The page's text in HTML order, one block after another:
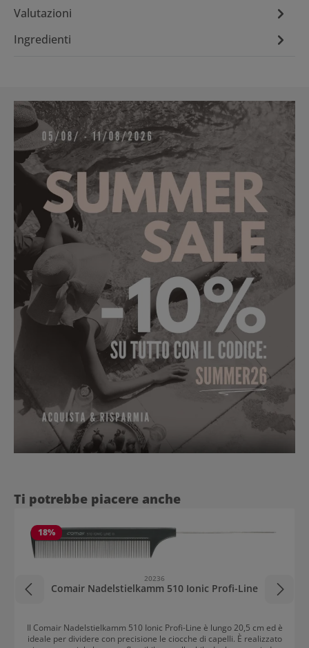
Valutazioni
Ingredienti
Salta la galleria dei prodotti
Ti potrebbe piacere anche
18%
20236
Comair Nadelstielkamm 510 Ionic Profi-Line
Il Comair Nadelstielkamm 510 Ionic Profi-Line è lungo 20,5 cm ed è
ideale per dividere con precisione le ciocche di capelli. È realizzato